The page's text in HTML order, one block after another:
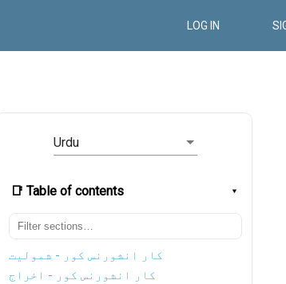
LOG IN
Urdu
📑 Table of contents
کار انشورنس کور - شمولیت
کار انشورنس کور - اخراج